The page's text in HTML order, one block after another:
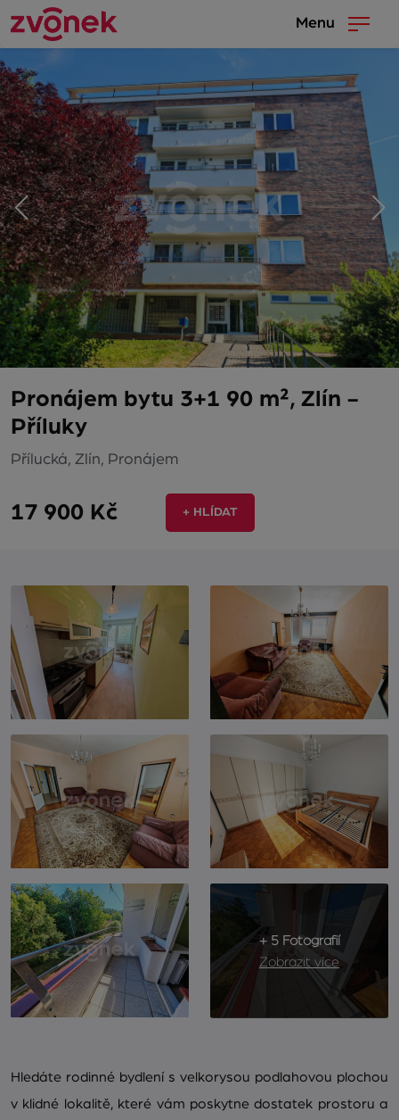
Menu
Pronájem bytu 3+1 90 m², Zlín -
Příluky
Přílucká, Zlín, Pronájem
17 900 Kč + HLÍDAT
+ 5 Fotografií
Zobrazit více
Hledáte rodinné bydlení s velkorysou podlahovou plochou
v klidné lokalitě, které vám poskytne dostatek prostoru a